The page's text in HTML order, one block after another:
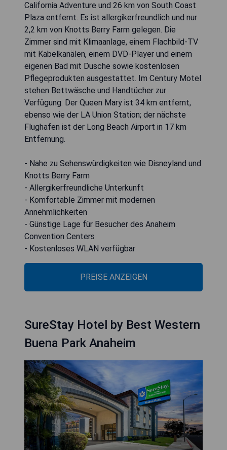
California Adventure und 26 km von South Coast
Plaza entfernt. Es ist allergikerfreundlich und nur
2,2 km von Knotts Berry Farm gelegen. Die
Zimmer sind mit Klimaanlage, einem Flachbild-TV
mit Kabelkanälen, einem DVD-Player und einem
eigenen Bad mit Dusche sowie kostenlosen
Pflegeprodukten ausgestattet. Im Century Motel
stehen Bettwäsche und Handtücher zur
Verfügung. Der Queen Mary ist 34 km entfernt,
ebenso wie der LA Union Station; der nächste
Flughafen ist der Long Beach Airport in 17 km
Entfernung.
- Nahe zu Sehenswürdigkeiten wie Disneyland und
Knotts Berry Farm
- Allergikerfreundliche Unterkunft
- Komfortable Zimmer mit modernen
Annehmlichkeiten
- Günstige Lage für Besucher des Anaheim
Convention Centers
- Kostenloses WLAN verfügbar
PREISE ANZEIGEN
SureStay Hotel by Best Western
Buena Park Anaheim